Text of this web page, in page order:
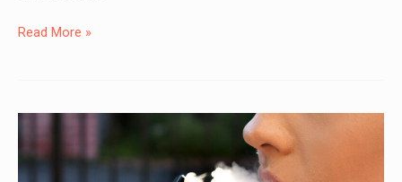
Implementatietraining
Read More »